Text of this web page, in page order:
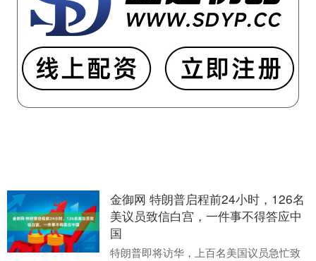
金御网 特朗普启程前24小时，126名
美议员致信白宫，一件事不得答应中
国
特朗普即将访华，上百名美国议员急忙致